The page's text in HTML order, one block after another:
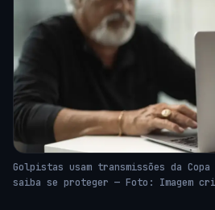
Golpistas usam transmissões da
saiba se proteger — Foto: Imagem